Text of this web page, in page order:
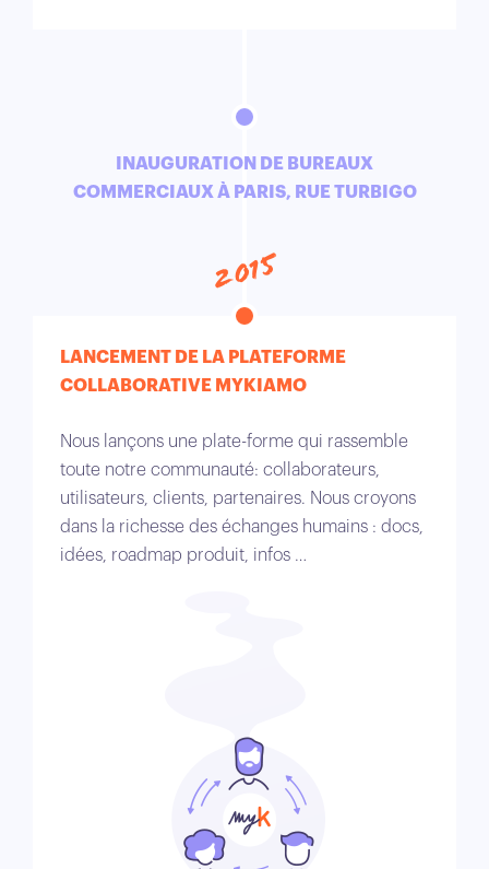
INAUGURATION DE BUREAUX
COMMERCIAUX À PARIS, RUE TURBIGO
2015
LANCEMENT DE LA PLATEFORME
COLLABORATIVE MYKIAMO
Nous lançons une plate-forme qui rassemble
toute notre communauté: collaborateurs,
utilisateurs, clients, partenaires. Nous croyons
dans la richesse des échanges humains : docs,
idées, roadmap produit, infos …